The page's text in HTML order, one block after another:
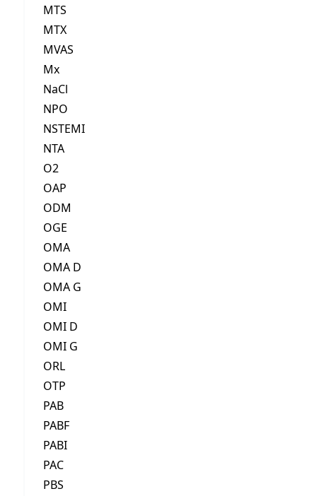
MTS
MTX
MVAS
Mx
NaCl
NPO
NSTEMI
NTA
O2
OAP
ODM
OGE
OMA
OMA D
OMA G
OMI
OMI D
OMI G
ORL
OTP
PAB
PABF
PABI
PAC
PBS